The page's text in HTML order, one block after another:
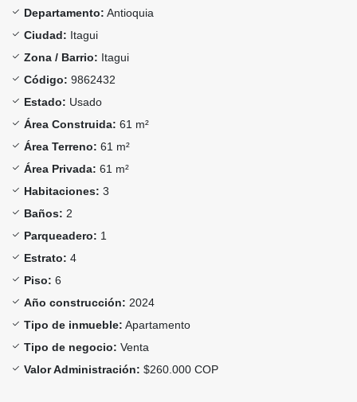
Departamento: Antioquia
Ciudad: Itagui
Zona / Barrio: Itagui
Código: 9862432
Estado: Usado
Área Construida: 61 m²
Área Terreno: 61 m²
Área Privada: 61 m²
Habitaciones: 3
Baños: 2
Parqueadero: 1
Estrato: 4
Piso: 6
Año construcción: 2024
Tipo de inmueble: Apartamento
Tipo de negocio: Venta
Valor Administración: $260.000 COP